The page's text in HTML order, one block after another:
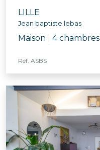
LILLE
Jean baptiste lebas
Maison 4 chambres
Réf. ASBS